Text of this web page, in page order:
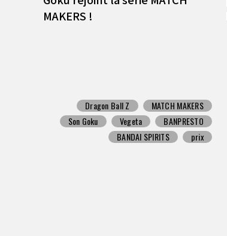
MAKERS !
Dragon Ball Z
MATCH MAKERS
Son Goku
Vegeta
BANPRESTO
BANDAI SPIRITS
prix